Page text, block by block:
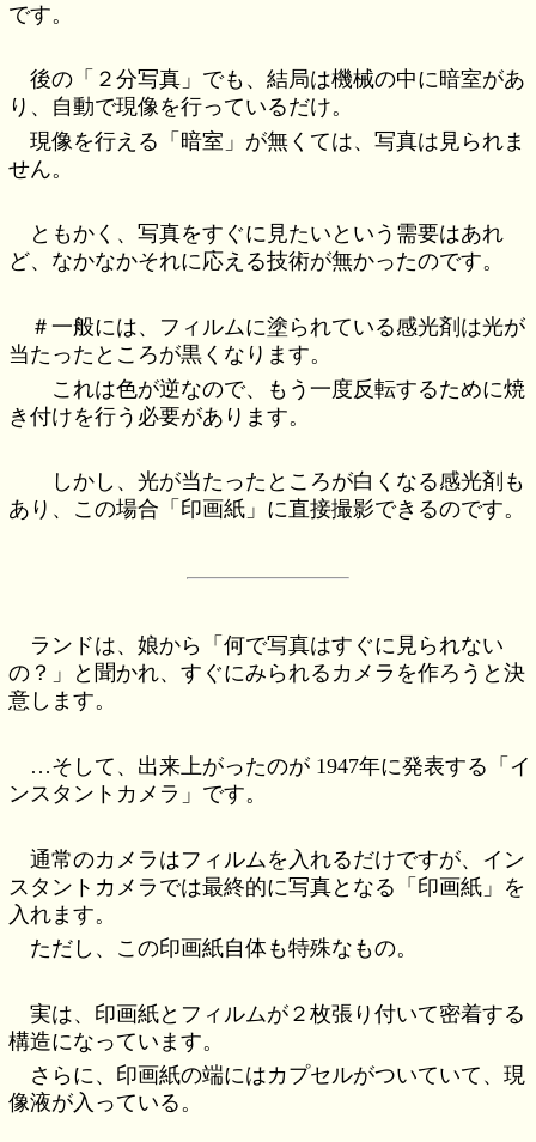
です。
後の「２分写真」でも、結局は機械の中に暗室があ
り、自動で現像を行っているだけ。
現像を行える「暗室」が無くては、写真は見られま
せん。
ともかく、写真をすぐに見たいという需要はあれ
ど、なかなかそれに応える技術が無かったのです。
＃一般には、フィルムに塗られている感光剤は光が
当たったところが黒くなります。
これは色が逆なので、もう一度反転するために焼
き付けを行う必要があります。
しかし、光が当たったところが白くなる感光剤も
あり、この場合「印画紙」に直接撮影できるのです。
ランドは、娘から「何で写真はすぐに見られない
の？」と聞かれ、すぐにみられるカメラを作ろうと決
意します。
…そして、出来上がったのが 1947年に発表する「イ
ンスタントカメラ」です。
通常のカメラはフィルムを入れるだけですが、イン
スタントカメラでは最終的に写真となる「印画紙」を
入れます。
ただし、この印画紙自体も特殊なもの。
実は、印画紙とフィルムが２枚張り付いて密着する
構造になっています。
さらに、印画紙の端にはカプセルがついていて、現
像液が入っている。